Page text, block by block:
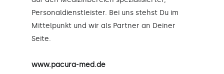
Personaldienstleister. Bei uns stehst Du im
Mittelpunkt und wir als Partner an Deiner
Seite.
www.pacura-med.de